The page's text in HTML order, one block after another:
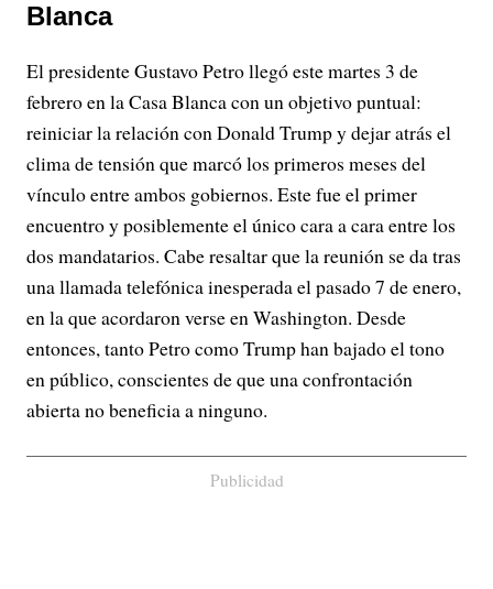
Blanca
El presidente Gustavo Petro llegó este martes 3 de
febrero en la Casa Blanca con un objetivo puntual:
reiniciar la relación con Donald Trump y dejar atrás el
clima de tensión que marcó los primeros meses del
vínculo entre ambos gobiernos. Este fue el primer
encuentro y posiblemente el único cara a cara entre los
dos mandatarios. Cabe resaltar que la reunión se da tras
una llamada telefónica inesperada el pasado 7 de enero,
en la que acordaron verse en Washington. Desde
entonces, tanto Petro como Trump han bajado el tono
en público, conscientes de que una confrontación
abierta no beneficia a ninguno.
Publicidad